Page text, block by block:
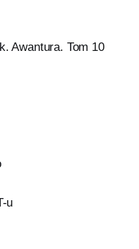
Tom 10
u